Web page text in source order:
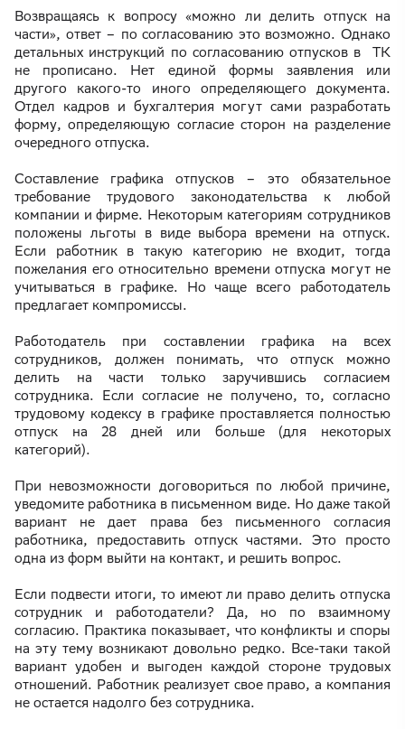
Возвращаясь к вопросу «можно ли делить отпуск на
части», ответ – по согласованию это возможно. Однако
детальных инструкций по согласованию отпусков в ТК
не прописано. Нет единой формы заявления или
другого какого-то иного определяющего документа.
Отдел кадров и бухгалтерия могут сами разработать
форму, определяющую согласие сторон на разделение
очередного отпуска.
Составление графика отпусков – это обязательное
требование трудового законодательства к любой
компании и фирме. Некоторым категориям сотрудников
положены льготы в виде выбора времени на отпуск.
Если работник в такую категорию не входит, тогда
пожелания его относительно времени отпуска могут не
учитываться в графике. Но чаще всего работодатель
предлагает компромиссы.
Работодатель при составлении графика на всех
сотрудников, должен понимать, что отпуск можно
делить на части только заручившись согласием
сотрудника. Если согласие не получено, то, согласно
трудовому кодексу в графике проставляется полностью
отпуск на 28 дней или больше (для некоторых
категорий).
При невозможности договориться по любой причине,
уведомите работника в письменном виде. Но даже такой
вариант не дает права без письменного согласия
работника, предоставить отпуск частями. Это просто
одна из форм выйти на контакт, и решить вопрос.
Если подвести итоги, то имеют ли право делить отпуска
сотрудник и работодатели? Да, но по взаимному
согласию. Практика показывает, что конфликты и споры
на эту тему возникают довольно редко. Все-таки такой
вариант удобен и выгоден каждой стороне трудовых
отношений. Работник реализует свое право, а компания
не остается надолго без сотрудника.